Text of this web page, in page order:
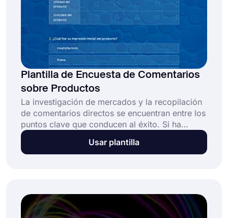
Plantilla de Encuesta de Comentarios
sobre Productos
La investigación de mercados y la recopilación
de comentarios directos se encuentran entre los
puntos clave que conducen al éxito. Si ha
introducido un producto en el mercado, puede
ver fácilmente cómo ha afectado a su público
productos en forms.app y comience hoy
mismo.
Usar plantilla